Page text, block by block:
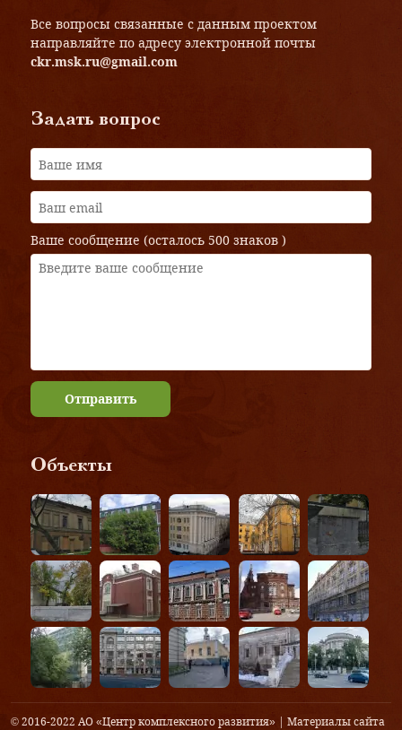
Все вопросы связанные с данным проектом
направляйте по адресу электронной почты
ckr.msk.ru@gmail.com
Задать вопрос
Ваше сообщение (осталось 500 знаков )
Отправить
Объекты
© 2016-2022 АО «Центр комплексного развития» | Материалы сайта